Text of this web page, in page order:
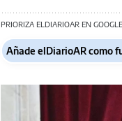
PRIORIZA ELDIARIOAR EN GOOGLE
Añade elDiarioAR como